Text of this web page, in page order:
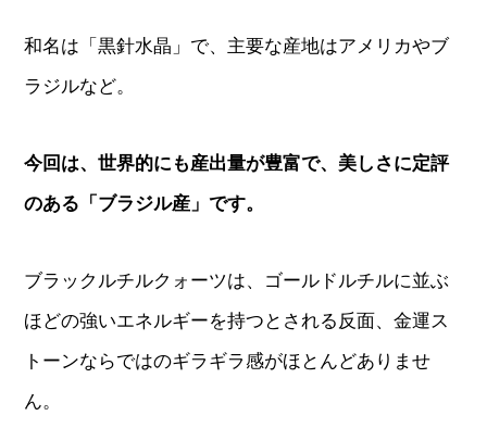
和名は「黒針水晶」で、主要な産地はアメリカやブ
ラジルなど。
今回は、世界的にも産出量が豊富で、美しさに定評
のある「ブラジル産」です。
ブラックルチルクォーツは、ゴールドルチルに並ぶ
ほどの強いエネルギーを持つとされる反面、金運ス
トーンならではのギラギラ感がほとんどありませ
ん。